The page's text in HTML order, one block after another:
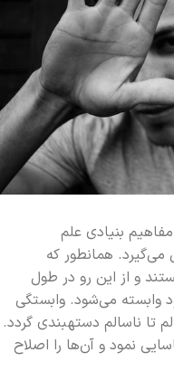
بنیادی علم
همانطور که
و از این رو در طول
وابسته می‌شود. وابستگی
می‌تواند شکل‌های مختلفی بگیرد و از سالم تا ناسالم دسته‎بندی گردد.
نمود و آن‌ها را اصلاح